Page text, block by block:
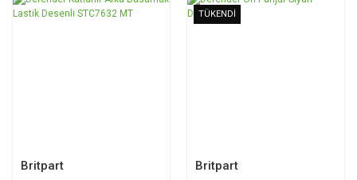
TÜKENDİ
Britpart
TÜKENDİ
Britpart